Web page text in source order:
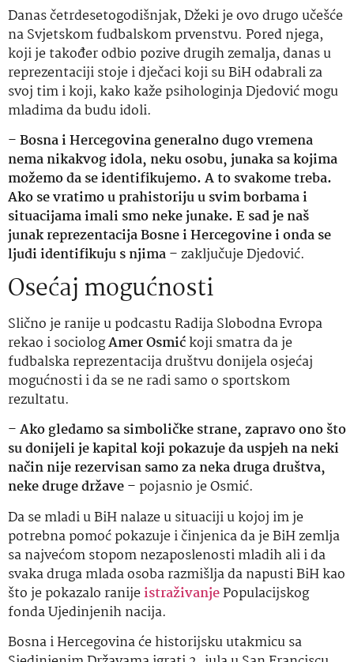
Danas četrdesetogodišnjak, Džeki je ovo drugo učešće
na Svjetskom fudbalskom prvenstvu. Pored njega,
koji je također odbio pozive drugih zemalja, danas u
reprezentaciji stoje i dječaci koji su BiH odabrali za
svoj tim i koji, kako kaže psihologinja Djedović mogu
mladima da budu idoli.
–Bosna i Hercegovina generalno dugo vremena
nema nikakvog idola, neku osobu, junaka sa kojima
možemo da se identifikujemo. A to svakome treba.
Ako se vratimo u prahistoriju u svim borbama i
situacijama imali smo neke junake. E sad je naš
junak reprezentacija Bosne i Hercegovine i onda se
ljudi identifikuju s njima– zaključuje Djedović.
Osećaj mogućnosti
Slično je ranije u podcastu Radija Slobodna Evropa
rekao i sociologAmer Osmićkoji smatra da je
fudbalska reprezentacija društvu donijela osjećaj
mogućnosti i da se ne radi samo o sportskom
rezultatu.
–Ako gledamo sa simboličke strane, zapravo ono što
su donijeli je kapital koji pokazuje da uspjeh na neki
način nije rezervisan samo za neka druga društva,
neke druge države– pojasnio je Osmić.
Da se mladi u BiH nalaze u situaciji u kojoj im je
potrebna pomoć pokazuje i činjenica da je BiH zemlja
sa najvećom stopom nezaposlenosti mladih ali i da
svaka druga mlada osoba razmišlja da napusti BiH kao
što je pokazalo ranijeistraživanjePopulacijskog
fonda Ujedinjenih nacija.
Bosna i Hercegovina će historijsku utakmicu sa